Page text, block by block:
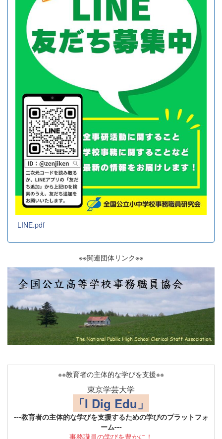
LINE.pdf
※※関連団体リンク※※
※※教育者の主体的な学びを支援※※
東京学芸大学
「I Dig Edu」
---教育者の主体的な学びを支援するための学びのプラットフォ
ーム---
事務職員の学びを豊かに！